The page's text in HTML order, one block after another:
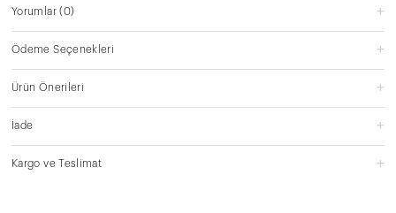
Yorumlar(0)
Ödeme Seçenekleri
Ürün Önerileri
İade
Kargo ve Teslimat